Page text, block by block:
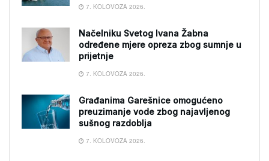
7. KOLOVOZA 2026.
Načelniku Svetog Ivana Žabna
određene mjere opreza zbog sumnje u
prijetnje
7. KOLOVOZA 2026.
Građanima Garešnice omogućeno
preuzimanje vode zbog najavljenog
sušnog razdoblja
7. KOLOVOZA 2026.